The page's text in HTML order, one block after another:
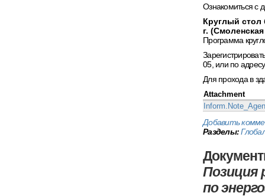
Ознакомиться с
Круглый стол
г.
Программа
05, или по
Для прохода в
Attachment
Добавить
Разделы:
Позиция
по